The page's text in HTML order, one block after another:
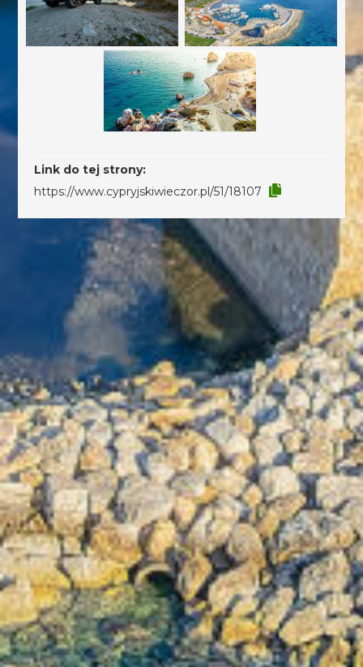
Link do tej strony:
https://www.cypryjskiwieczor.pl/51/18107